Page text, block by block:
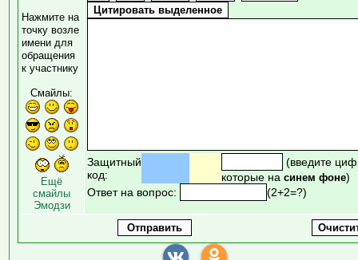
Нажмите на
точку возле
имени для
обращения
к участнику
Смайлы:
Ещё
смайлы
Эмодзи
Защитный
код:
(введите
которые на синем фоне)
Ответ на вопрос:
(2+2=?)